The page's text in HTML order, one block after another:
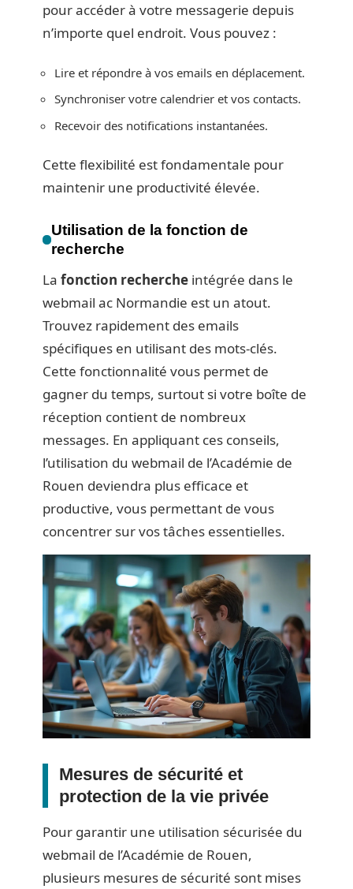
pour accéder à votre messagerie depuis
n’importe quel endroit. Vous pouvez :
Lire et répondre à vos emails en déplacement.
Synchroniser votre calendrier et vos contacts.
Recevoir des notifications instantanées.
Cette flexibilité est fondamentale pour
maintenir une productivité élevée.
Utilisation de la fonction de
recherche
La fonction recherche intégrée dans le
webmail ac Normandie est un atout.
Trouvez rapidement des emails
spécifiques en utilisant des mots-clés.
Cette fonctionnalité vous permet de
gagner du temps, surtout si votre boîte de
réception contient de nombreux
messages. En appliquant ces conseils,
l’utilisation du webmail de l’Académie de
Rouen deviendra plus efficace et
productive, vous permettant de vous
concentrer sur vos tâches essentielles.
Mesures de sécurité et
protection de la vie privée
Pour garantir une utilisation sécurisée du
webmail de l’Académie de Rouen,
plusieurs mesures de sécurité sont mises